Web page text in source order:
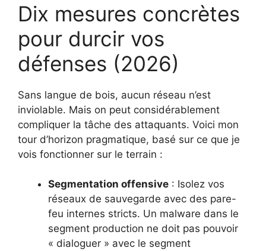
Dix mesures concrètes
pour durcir vos
défenses (2026)
Sans langue de bois, aucun réseau n’est
inviolable. Mais on peut considérablement
compliquer la tâche des attaquants. Voici mon
tour d’horizon pragmatique, basé sur ce que je
vois fonctionner sur le terrain :
Segmentation offensive : Isolez vos
réseaux de sauvegarde avec des pare-
feu internes stricts. Un malware dans le
segment production ne doit pas pouvoir
« dialoguer » avec le segment